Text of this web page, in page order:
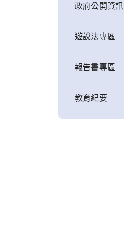
政府公開資訊
遊說法專區
報告書專區
教育紀要